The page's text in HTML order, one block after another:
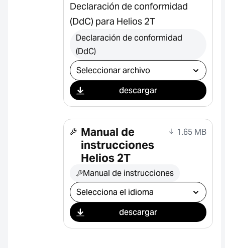
Declaración de conformidad
(DdC) para Helios 2T
Declaración de conformidad
(DdC)
Seleccionar descarga
descargar
Manual de
instrucciones
Helios 2T
1.65 MB
Manual de instrucciones
Seleccionar descarga
descargar